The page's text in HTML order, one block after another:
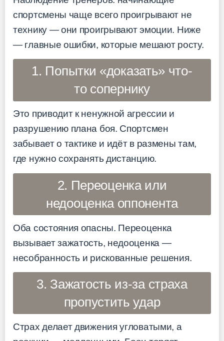
спортсмены чаще всего проигрывают не
технику — они проигрывают эмоции. Ниже
— главные ошибки, которые мешают росту.
1. Попытки «доказать» что-
то сопернику
Это приводит к ненужной агрессии и
разрушению плана боя. Спортсмен
забывает о тактике и идёт в размены там,
где нужно сохранять дистанцию.
2. Переоценка или
недооценка оппонента
Оба состояния опасны. Переоценка
вызывает зажатость, недооценка —
несобранность и рискованные решения.
3. Зажатость из-за страха
пропустить удар
Страх делает движения угловатыми, а